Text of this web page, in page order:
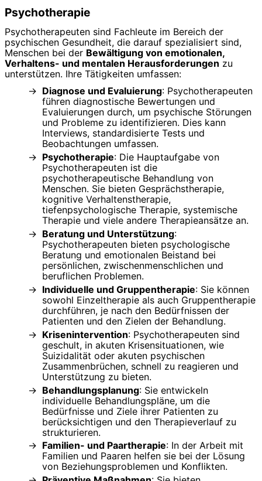
Psychotherapie
Psychotherapeuten sind Fachleute im Bereich der
psychischen Gesundheit, die darauf spezialisiert sind,
Menschen bei der Bewältigung von emotionalen,
Verhaltens- und mentalen Herausforderungen zu
unterstützen. Ihre Tätigkeiten umfassen:
Diagnose und Evaluierung: Psychotherapeuten
führen diagnostische Bewertungen und
Evaluierungen durch, um psychische Störungen
und Probleme zu identifizieren. Dies kann
Interviews, standardisierte Tests und
Beobachtungen umfassen.
Psychotherapie: Die Hauptaufgabe von
Psychotherapeuten ist die
psychotherapeutische Behandlung von
Menschen. Sie bieten Gesprächstherapie,
kognitive Verhaltenstherapie,
tiefenpsychologische Therapie, systemische
Therapie und viele andere Therapieansätze an.
Beratung und Unterstützung:
Psychotherapeuten bieten psychologische
Beratung und emotionalen Beistand bei
persönlichen, zwischenmenschlichen und
beruflichen Problemen.
Individuelle und Gruppentherapie: Sie können
sowohl Einzeltherapie als auch Gruppentherapie
durchführen, je nach den Bedürfnissen der
Patienten und den Zielen der Behandlung.
Krisenintervention: Psychotherapeuten sind
geschult, in akuten Krisensituationen, wie
Suizidalität oder akuten psychischen
Zusammenbrüchen, schnell zu reagieren und
Unterstützung zu bieten.
Behandlungsplanung: Sie entwickeln
individuelle Behandlungspläne, um die
Bedürfnisse und Ziele ihrer Patienten zu
berücksichtigen und den Therapieverlauf zu
strukturieren.
Familien- und Paartherapie: In der Arbeit mit
Familien und Paaren helfen sie bei der Lösung
von Beziehungsproblemen und Konflikten.